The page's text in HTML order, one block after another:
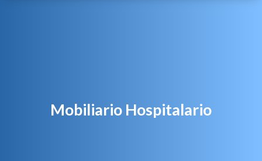
Mobiliario Hospitalario